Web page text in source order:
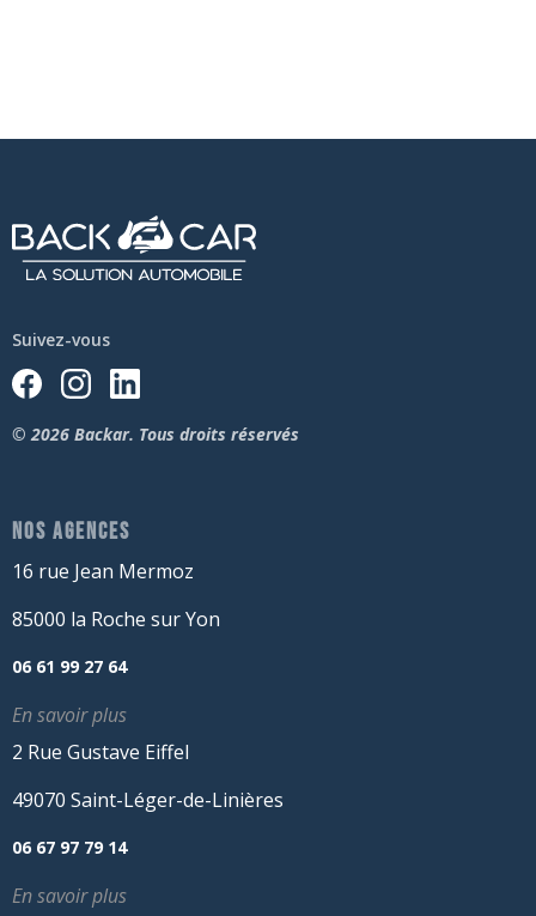
Suivez-vous
© 2026 Backar. Tous droits réservés
NOS AGENCES
16 rue Jean Mermoz
85000 la Roche sur Yon
06 61 99 27 64
En savoir plus
2 Rue Gustave Eiffel
49070 Saint-Léger-de-Linières
06 67 97 79 14
En savoir plus